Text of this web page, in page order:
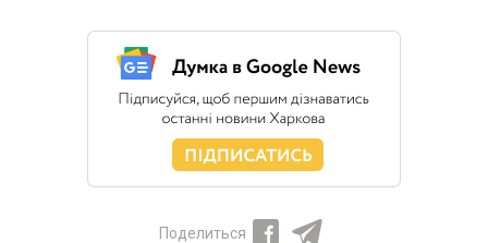
Поделиться